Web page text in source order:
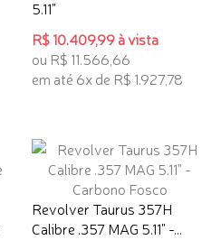
5.11"
R$ 10.409,99 à vista
ou R$ 11.566,66
em até 6x de R$ 1.927,78
Revolver Taurus 357H
Calibre .357 MAG 5.11" -...